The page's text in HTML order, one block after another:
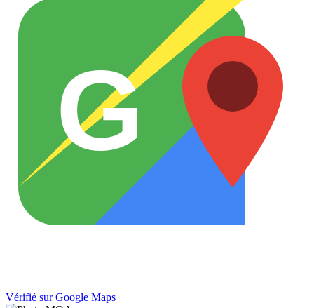
G
Vérifié sur Google Maps